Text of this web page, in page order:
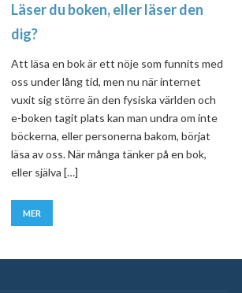
Läser du boken, eller läser den
dig?
Att läsa en bok är ett nöje som funnits med
oss under lång tid, men nu när internet
vuxit sig större än den fysiska världen och
e-boken tagit plats kan man undra om inte
böckerna, eller personerna bakom, börjat
läsa av oss. När många tänker på en bok,
eller själva […]
MER